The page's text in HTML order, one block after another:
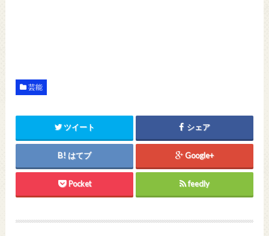
芸能
ツイート シェア
はてブ Google+
Pocket feedly